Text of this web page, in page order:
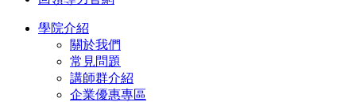
學院介紹
關於我們
常見問題
講師群介紹
企業優惠專區